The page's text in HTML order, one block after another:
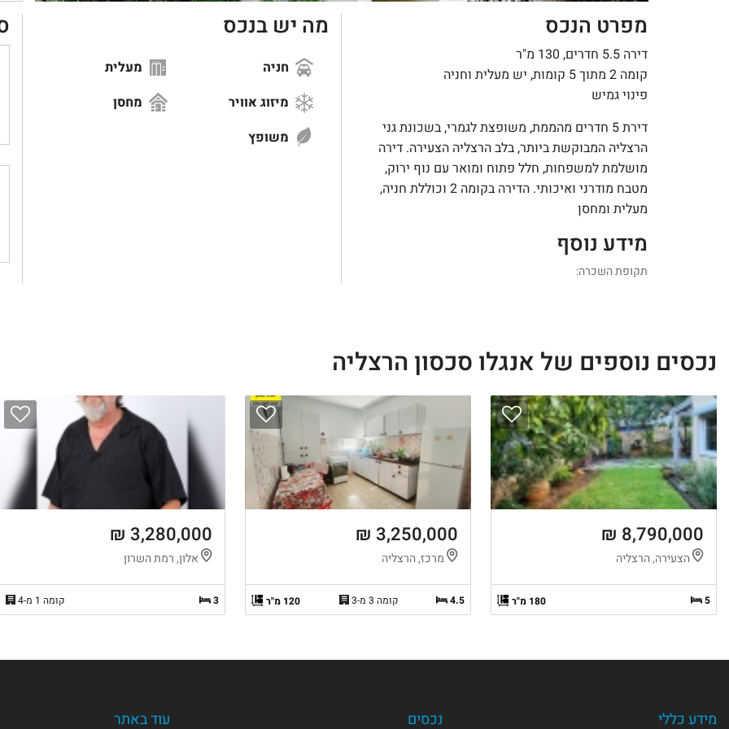
מפרט הנכס
דירה 5.5 חדרים, 130 מ"ר
קומה 2 מתוך 5 קומות, יש מעלית וחניה
פינוי גמיש
דירת 5 חדרים מהממת, משופצת לגמרי, בשכונת גני
הרצליה המבוקשת ביותר, בלב הרצליה הצעירה. דירה
מושלמת למשפחות, חלל פתוח ומואר עם נוף ירוק,
מטבח מודרני ואיכותי. הדירה בקומה 2 וכוללת חניה,
מעלית ומחסן
מידע נוסף
תקופת השכרה:
מה יש בנכס
חניה
מעלית
מיזוג אוויר
מחסן
משופץ
נכסים נוספים של אנגלו סכסון הרצליה
8,790,000 ₪
הצעירה, הרצליה
5 180 מ"ר
3,250,000 ₪
מרכז, הרצליה
4.5 קומה 3 מ-3 120 מ"ר
3,280,000 ₪
אלון, רמת השרון
3 קומה 1 מ-4
מידע כללי נכסים עוד באתר